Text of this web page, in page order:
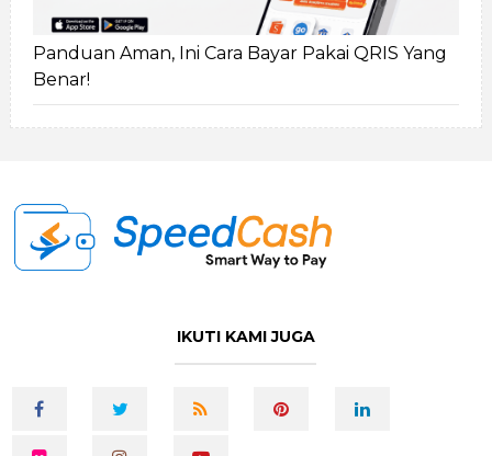
Panduan Aman, Ini Cara Bayar Pakai QRIS Yang
Benar!
IKUTI KAMI JUGA